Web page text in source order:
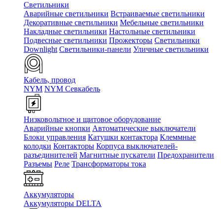
Светильники
Аварийные светильники Встраиваемые светильники
Декоративные светильники Мебельные светильники
Накладные светильники Настольные светильники
Подвесные светильники Прожекторы Светильники
Downlight Светильники-панели Уличные светильники
Кабель, провод
NYM NYM Севкабель
Низковольтное и щитовое оборудование
Аварийные кнопки Автоматические выключатели
Блоки управления Катушки контактора Клеммные
колодки Контакторы Корпуса выключателей-
разъединителей Магнитные пускатели Предохранители
Разъемы Реле Трансформаторы тока
Аккумуляторы
Аккумуляторы DELTA